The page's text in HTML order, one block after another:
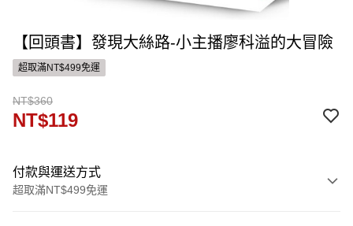
【回頭書】發現大絲路-小主播廖科溢的大冒險
超取滿NT$499免運
NT$360
NT$119
付款與運送方式
超取滿NT$499免運